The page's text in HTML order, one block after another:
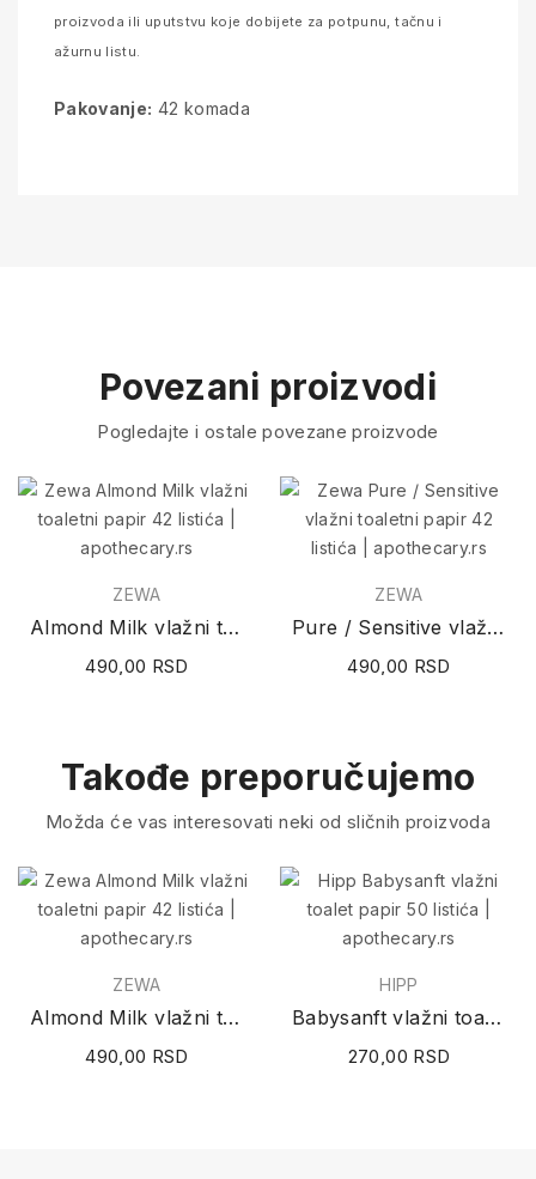
proizvoda ili uputstvu koje dobijete za potpunu, tačnu i
ažurnu listu.
Pakovanje: 42 komada
Povezani proizvodi
Pogledajte i ostale povezane proizvode
ZEWA
Almond Milk vlažni toaletni papir 42 listića
490,00 RSD
ZEWA
Pure / Sensitive vlažni toaletni papir 42 listića
490,00 RSD
Takođe preporučujemo
Možda će vas interesovati neki od sličnih proizvoda
ZEWA
Almond Milk vlažni toaletni papir 42 listića
490,00 RSD
HIPP
Babysanft vlažni toalet papir 50 listića
270,00 RSD